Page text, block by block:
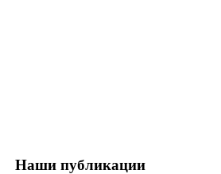
Наши публикации